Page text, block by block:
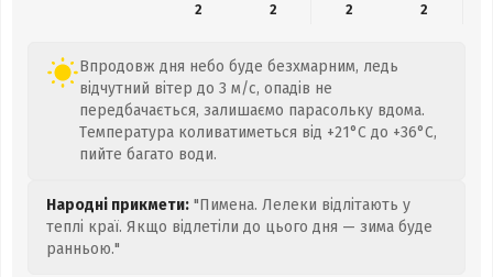
2
2 2 2
Впродовж дня небо буде безхмарним, ледь
відчутний вітер до 3 м/с, опадів не
передбачається, залишаємо парасольку вдома.
Температура коливатиметься від +21°C до +36°C,
пийте багато води.
Народні прикмети: "Пимена. Лелеки відлітають у
теплі краї. Якщо відлетіли до цього дня — зима буде
ранньою."